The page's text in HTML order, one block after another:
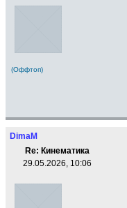
(Оффтоп)
DimaM
Re: Кинематика
29.05.2026, 10:06